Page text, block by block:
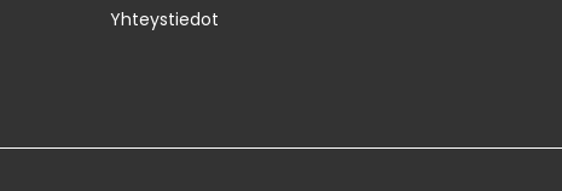
Yhteystiedot